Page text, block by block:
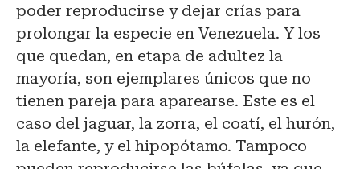
poder reproducirse y dejar crías para
prolongar la especie en Venezuela. Y los
que quedan, en etapa de adultez la
mayoría, son ejemplares únicos que no
tienen pareja para aparearse. Este es el
caso del jaguar, la zorra, el coatí, el hurón,
la elefante, y el hipopótamo. Tampoco